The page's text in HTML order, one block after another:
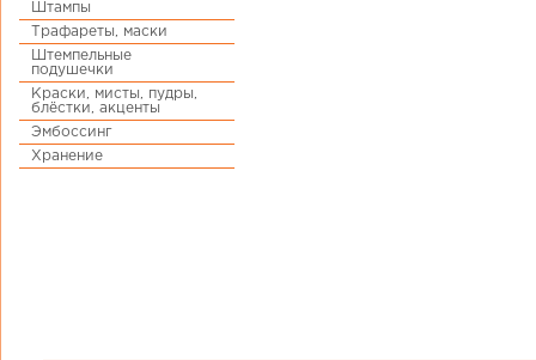
Штампы
Трафареты, маски
Штемпельные
подушечки
Краски, мисты, пудры,
блёстки, акценты
Эмбоссинг
Хранение